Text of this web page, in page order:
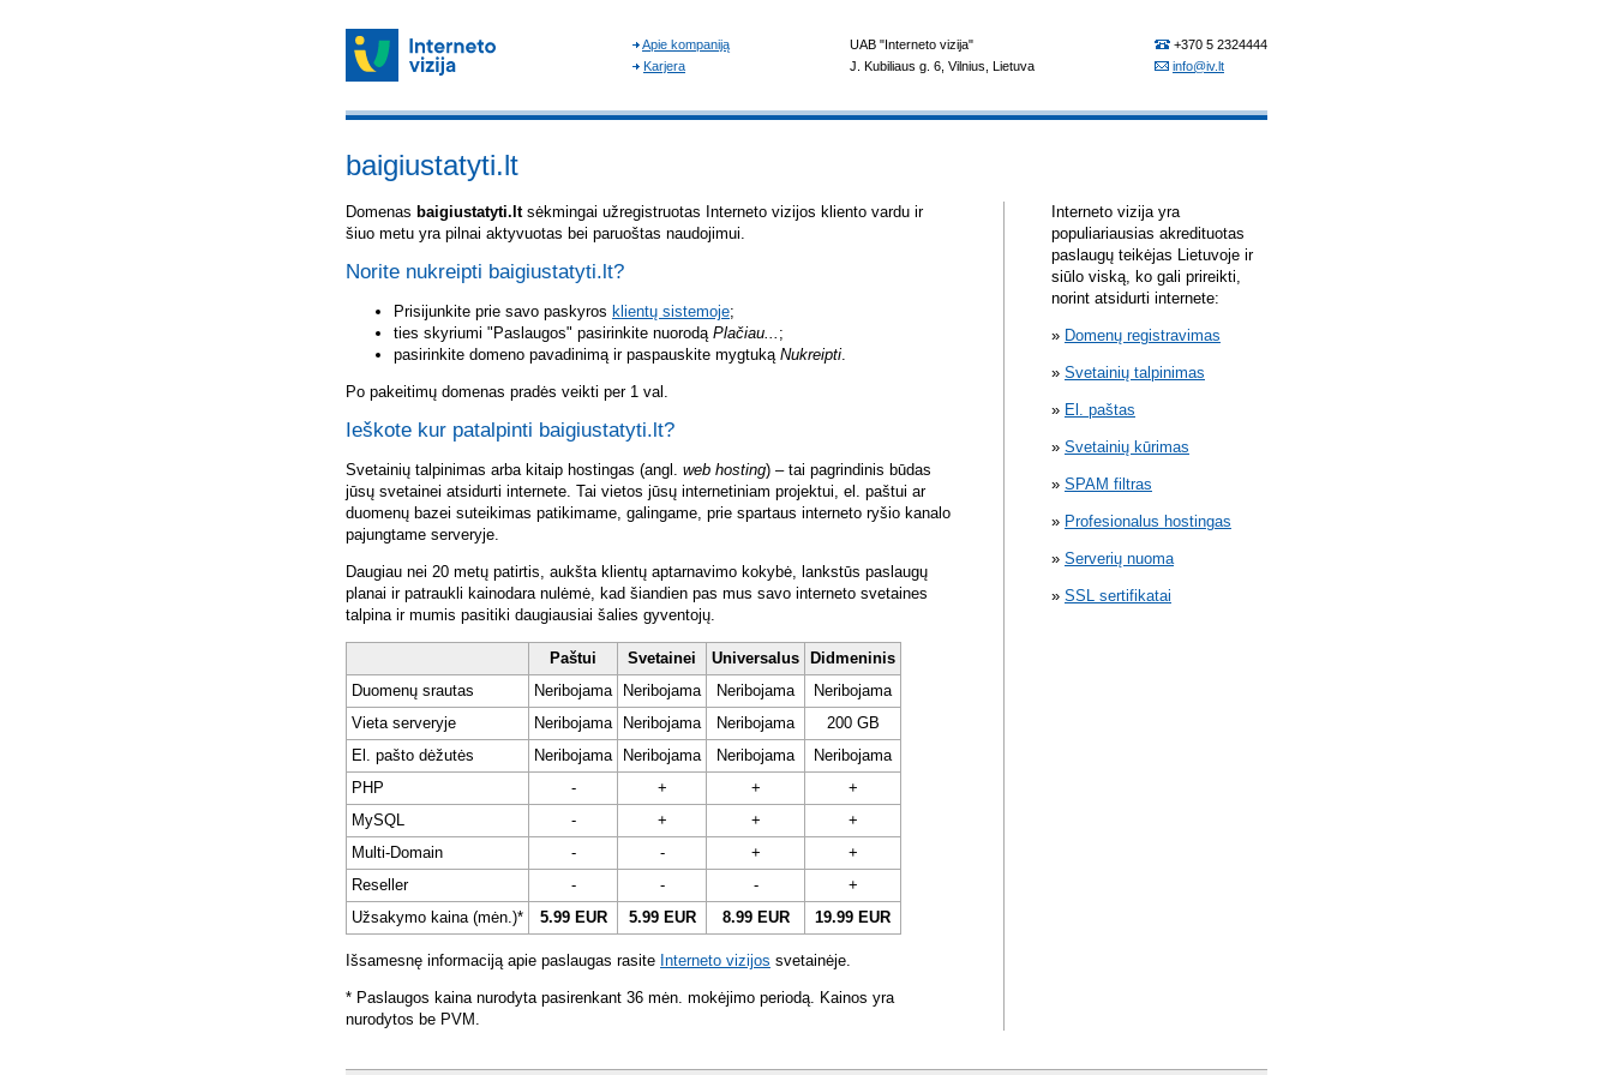
baigiustatyti.lt
Domenas baigiustatyti.ltsėkmingai užregistruotas Interneto vizijos kliento vardu ir
šiuo metu yra pilnai aktyvuotas bei paruoštas naudojimui.
Norite nukreipti baigiustatyti.lt?
Prisijunkite prie savo paskyros klientų sistemoje;
ties skyriumi "Paslaugos" pasirinkite nuorodą Plačiau... ;
pasirinkite domeno pavadinimą ir paspauskite mygtuką Nukreipti.
Po pakeitimų domenas pradės veikti per 1 val.
Ieškote kur patalpinti baigiustatyti.lt?
Svetainių talpinimas arba kitaip hostingas (angl. web hosting) – tai pagrindinis būdas
jūsų svetainei atsidurti internete. Tai vietos jūsų internetiniam projektui, el. paštui ar
duomenų bazei suteikimas patikimame, galingame, prie spartaus interneto ryšio kanalo
pajungtame serveryje.
Daugiau nei 20 metų patirtis, aukšta klientų aptarnavimo kokybė, lankstūs paslaugų
planai ir patraukli kainodara nulėmė, kad šiandien pas mus savo interneto svetaines
talpina ir mumis pasitiki daugiausiai šalies gyventojų.
Paštui Svetainei Universalus
Didmeninis
Duomenų srautas
Neribojama Neribojama Neribojama
Neribojama
Vieta serveryje
Neribojama Neribojama Neribojama
200 GB
El. pašto dėžutės
Neribojama Neribojama Neribojama
Neribojama
PHP
- + +
+
MySQL
- + +
+
Multi-Domain
- - +
+
Reseller
- - -
+
Užsakymo kaina (mėn.)*
5.99 EUR 5.99 EUR 8.99 EUR 19.99 EUR
Išsamesnę informaciją apie paslaugas rasite Interneto vizijos svetainėje.
* Paslaugos kaina nurodyta pasirenkant 36 mėn. mokėjimo periodą. Kainos yra
nurodytos be PVM.
Interneto vizija yra
populiariausias akredituotas
paslaugų teikėjas Lietuvoje ir
siūlo viską, ko gali prireikti,
norint atsidurti internete:
Domenų registravimas
Svetainių talpinimas
El. paštas
Svetainių kūrimas
SPAM filtras
Profesionalus hostingas
Serverių nuoma
SSL sertifikatai